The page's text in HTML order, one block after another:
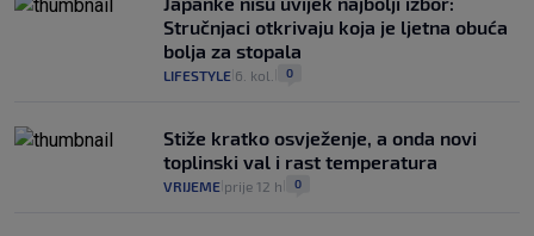
Stručnjaci otkrivaju koja je ljetna obuća
bolja za stopala
LIFESTYLE 6. kol. 0
Stiže kratko osvježenje, a onda novi
toplinski val i rast temperatura
VRIJEME prije 12 h 0